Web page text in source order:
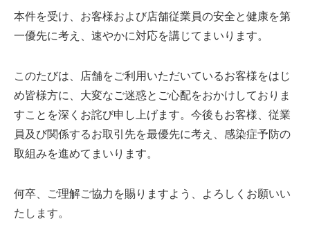
受賞歴
採用情報
本件を受け、お客様および店舗従業員の安全と健康を第
一優先に考え、速やかに対応を講じてまいります。
このたびは、店舗をご利用いただいているお客様をはじ
め皆様方に、大変なご迷惑とご心配をおかけしておりま
すことを深くお詫び申し上げます。今後もお客様、従業
員及び関係するお取引先を最優先に考え、感染症予防の
取組みを進めてまいります。
何卒、ご理解ご協力を賜りますよう、よろしくお願いい
たします。